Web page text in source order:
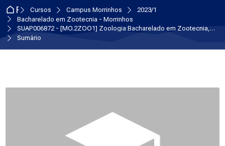
Página inicial
Cursos Campus Morrinhos
2023/1
Bacharelado em Zootecnia - Morrinhos
SUAP006872 - [MO.2ZOO1] Zoologia:Bacharelado em Zootecnia, Bacharelado, 1º Período, Turno Integral (2023)
Sumário